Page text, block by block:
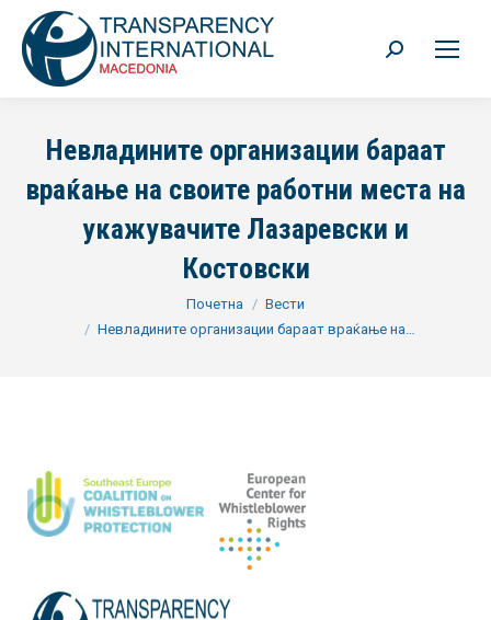
Search:
Невладините организации бараат
враќање на своите работни места на
укажувачите Лазаревски и
Костовски
Почетна
Вести
Невладините организации бараат враќање на…